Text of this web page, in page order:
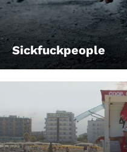
Sickfuckpeople